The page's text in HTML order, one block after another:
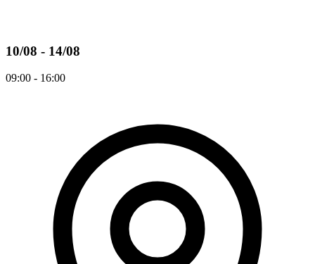
10/08 - 14/08
09:00 - 16:00